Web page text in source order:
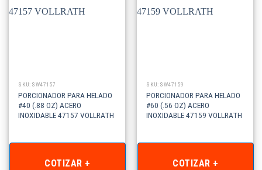
SKU: SW47157
PORCIONADOR PARA HELADO
#40 (.88 OZ) ACERO
INOXIDABLE 47157 VOLLRATH
COTIZAR +
SKU: SW47159
PORCIONADOR PARA HELADO
#60 (.56 OZ) ACERO
INOXIDABLE 47159 VOLLRATH
COTIZAR +